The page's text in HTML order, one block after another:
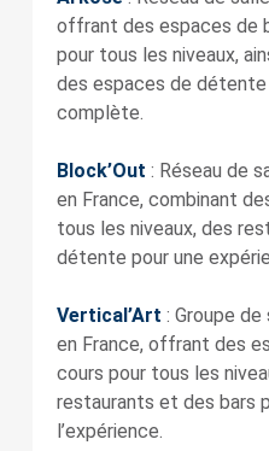
offrant des espaces de
pour tous les niveaux,
des espaces de détente
complète.
Block’Out : Réseau de
en France, combinant
tous les niveaux, des
détente pour une
Vertical’Art : Groupe
en France, offrant des
cours pour tous les
restaurants et des bars
l’expérience.